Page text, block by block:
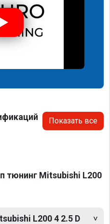
Показать все
тюнинг Mitsubishi L200
L200 4 2.5 D